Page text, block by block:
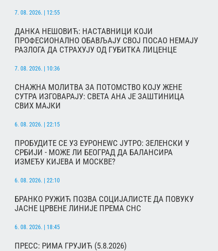
7. 08. 2026. | 12:55
ДАНКА НЕШОВИЋ: НАСТАВНИЦИ КОЈИ
ПРОФЕСИОНАЛНО ОБАВЉАЈУ СВОЈ ПОСАО НЕМАЈУ
РАЗЛОГА ДА СТРАХУЈУ ОД ГУБИТКА ЛИЦЕНЦЕ
7. 08. 2026. | 10:36
СНАЖНА МОЛИТВА ЗА ПОТОМСТВО КОЈУ ЖЕНЕ
СУТРА ИЗГОВАРАЈУ: СВЕТА АНА ЈЕ ЗАШТИНИЦА
СВИХ МАЈКИ
6. 08. 2026. | 22:15
ПРОБУДИТЕ СЕ УЗ ЕУРОНЕWС ЈУТРО: ЗЕЛЕНСКИ У
СРБИЈИ - МОЖЕ ЛИ БЕОГРАД ДА БАЛАНСИРА
ИЗМЕЂУ КИЈЕВА И МОСКВЕ?
6. 08. 2026. | 22:10
БРАНКО РУЖИЋ ПОЗВА СОЦИЈАЛИСТЕ ДА ПОВУКУ
ЈАСНЕ ЦРВЕНЕ ЛИНИЈЕ ПРЕМА СНС
6. 08. 2026. | 18:45
ПРЕСС: РИМА ГРУЈИЋ (5.8.2026)